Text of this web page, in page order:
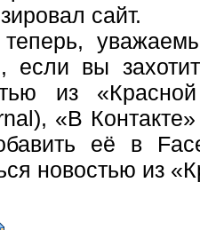
сайт.
уважаемые
если вы
из
«В
её в
новостью из